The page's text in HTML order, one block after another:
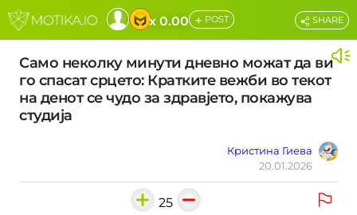
x 0.00 + POST
Само неколку минути дневно можат да ви
го спасат срцето: Кратките вежби во текот
на денот се чудо за здравјето, покажува
студија
Кристина Гиева
20.01.2026
SHARE
25